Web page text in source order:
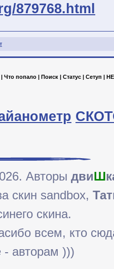
879768.html
| Что попало | Поиск | Статус | Сетуп |
Авторы двиШ
скин sandbox,
скина.
всем, кто
- авторам )))